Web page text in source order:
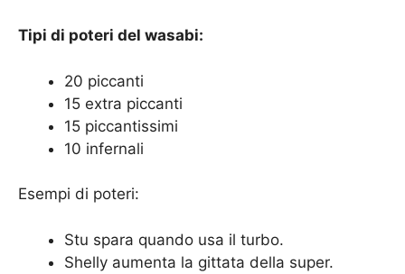
Tipi di poteri del wasabi:
20 piccanti
15 extra piccanti
15 piccantissimi
10 infernali
Esempi di poteri:
Stu spara quando usa il turbo.
Shelly aumenta la gittata della super.